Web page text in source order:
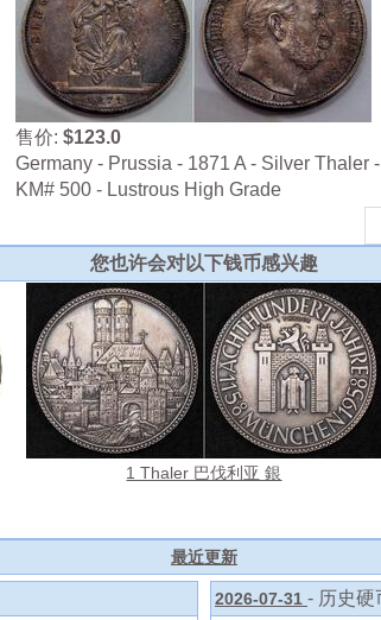
售价:$123.0
Germany - Prussia - 1871 A - Silver Thaler -
KM# 500 - Lustrous High Grade
您也许会对以下钱币感兴趣
1 Thaler 巴伐利亚 銀
最近更新
2026-07-31 - 历史硬